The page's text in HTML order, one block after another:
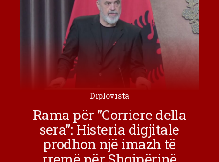
Diplovista
Rama për ”Corriere della
sera”: Histeria digjitale
prodhon një imazh të